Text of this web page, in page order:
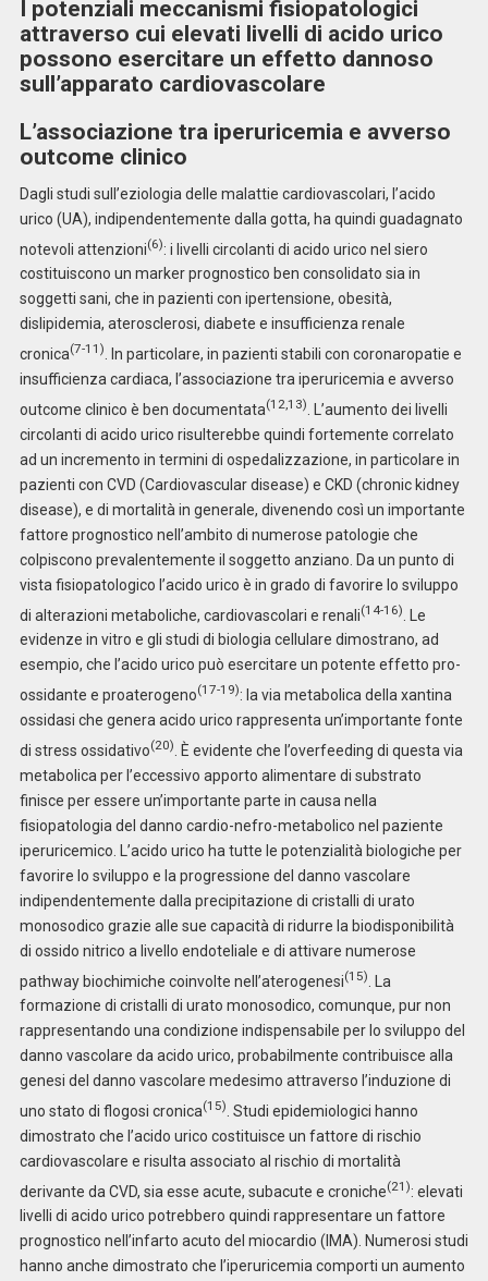
I potenziali meccanismi fisiopatologici
attraverso cui elevati livelli di acido urico
possono esercitare un effetto dannoso
sull’apparato cardiovascolare
L’associazione tra iperuricemia e avverso
outcome clinico
Dagli studi sull’eziologia delle malattie cardiovascolari, l’acido
urico (UA), indipendentemente dalla gotta, ha quindi guadagnato
notevoli attenzioni(6): i livelli circolanti di acido urico nel siero
costituiscono un marker prognostico ben consolidato sia in
soggetti sani, che in pazienti con ipertensione, obesità,
dislipidemia, aterosclerosi, diabete e insufficienza renale
cronica(7-11)
. In particolare, in pazienti stabili con coronaropatie e
insufficienza cardiaca, l’associazione tra iperuricemia e avverso
outcome clinico è ben documentata(12,13) . L’aumento dei livelli
circolanti di acido urico risulterebbe quindi fortemente correlato
ad un incremento in termini di ospedalizzazione, in particolare in
pazienti con CVD (Cardiovascular disease) e CKD (chronic kidney
disease), e di mortalità in generale, divenendo così un importante
fattore prognostico nell’ambito di numerose patologie che
colpiscono prevalentemente il soggetto anziano. Da un punto di
vista fisiopatologico l’acido urico è in grado di favorire lo sviluppo
di alterazioni metaboliche, cardiovascolari e renali(14-16) . Le
evidenze in vitro e gli studi di biologia cellulare dimostrano, ad
esempio, che l’acido urico può esercitare un potente effetto pro-
ossidante e proaterogeno(17-19): la via metabolica della xantina
ossidasi che genera acido urico rappresenta un’importante fonte
di stress ossidativo(20) . È evidente che l’overfeeding di questa via
metabolica per l’eccessivo apporto alimentare di substrato
finisce per essere un’importante parte in causa nella
fisiopatologia del danno cardio-nefro-metabolico nel paziente
iperuricemico. L’acido urico ha tutte le potenzialità biologiche per
favorire lo sviluppo e la progressione del danno vascolare
indipendentemente dalla precipitazione di cristalli di urato
monosodico grazie alle sue capacità di ridurre la biodisponibilità
di ossido nitrico a livello endoteliale e di attivare numerose
pathway biochimiche coinvolte nell’aterogenesi(15) . La
formazione di cristalli di urato monosodico, comunque, pur non
rappresentando una condizione indispensabile per lo sviluppo del
danno vascolare da acido urico, probabilmente contribuisce alla
genesi del danno vascolare medesimo attraverso l’induzione di
uno stato di flogosi cronica(15) . Studi epidemiologici hanno
dimostrato che l’acido urico costituisce un fattore di rischio
cardiovascolare e risulta associato al rischio di mortalità
derivante da CVD, sia esse acute, subacute e croniche(21): elevati
livelli di acido urico potrebbero quindi rappresentare un fattore
prognostico nell’infarto acuto del miocardio (IMA). Numerosi studi
hanno anche dimostrato che l’iperuricemia comporti un aumento